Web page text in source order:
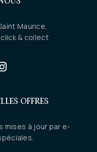
Maurice,
& collect
OFFRES
mises à jour par e-